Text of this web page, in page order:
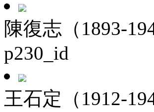
陳復志（1893-
p230_id
王石定（1912-